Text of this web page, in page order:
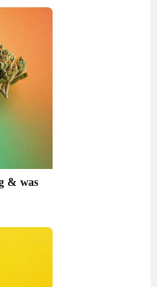
& was